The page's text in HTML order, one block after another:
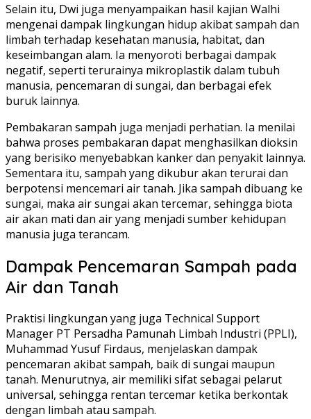
Selain itu, Dwi juga menyampaikan hasil kajian Walhi
mengenai dampak lingkungan hidup akibat sampah dan
limbah terhadap kesehatan manusia, habitat, dan
keseimbangan alam. Ia menyoroti berbagai dampak
negatif, seperti terurainya mikroplastik dalam tubuh
manusia, pencemaran di sungai, dan berbagai efek
buruk lainnya.
Pembakaran sampah juga menjadi perhatian. Ia menilai
bahwa proses pembakaran dapat menghasilkan dioksin
yang berisiko menyebabkan kanker dan penyakit lainnya.
Sementara itu, sampah yang dikubur akan terurai dan
berpotensi mencemari air tanah. Jika sampah dibuang ke
sungai, maka air sungai akan tercemar, sehingga biota
air akan mati dan air yang menjadi sumber kehidupan
manusia juga terancam.
Dampak Pencemaran Sampah pada
Air dan Tanah
Praktisi lingkungan yang juga Technical Support
Manager PT Persadha Pamunah Limbah Industri (PPLI),
Muhammad Yusuf Firdaus, menjelaskan dampak
pencemaran akibat sampah, baik di sungai maupun
tanah. Menurutnya, air memiliki sifat sebagai pelarut
universal, sehingga rentan tercemar ketika berkontak
dengan limbah atau sampah.